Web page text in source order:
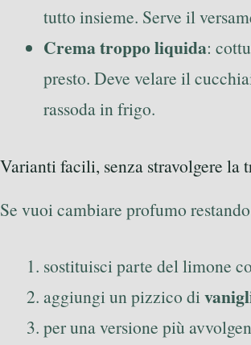
tutto insieme. Serve il
Crema troppo liquida:
presto. Deve velare il
rassoda in frigo.
Varianti facili, senza stravolgere la
Se vuoi cambiare profumo
sostituisci parte del limone
aggiungi un pizzico di
per una versione più